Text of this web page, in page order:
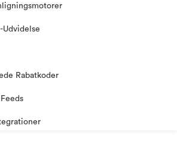
Udvidelse
Rabatkoder